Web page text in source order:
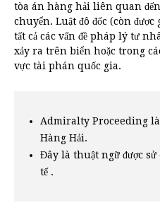
tòa án hàng hải liên quan
chuyển. Luật đô đốc (còn
tất cả các vấn đề pháp lý tư
xảy ra trên biển hoặc trong
vực tài phán quốc gia.
Admiralty Proceeding là
Hàng Hải.
Đây là thuật ngữ được
tế .